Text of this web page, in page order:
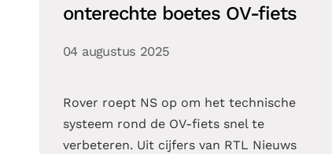
onterechte boetes OV-fiets
04 augustus 2025
Rover roept NS op om het technische
systeem rond de OV-fiets snel te
verbeteren. Uit cijfers van RTL Nieuws